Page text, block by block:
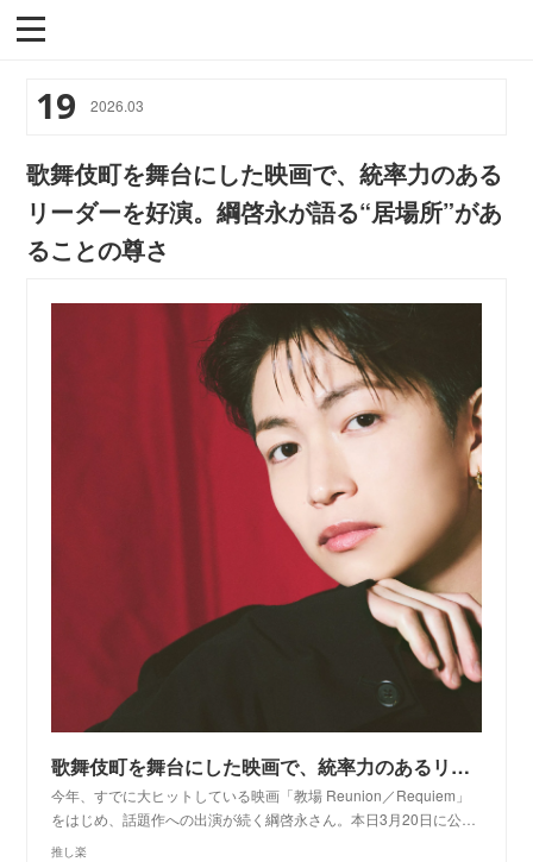
19 2026.03
歌舞伎町を舞台にした映画で、統率力のある
リーダーを好演。綱啓永が語る“居場所”があ
ることの尊さ
歌舞伎町を舞台にした映画で、統率力のあるリーダーを好演。綱啓永が語る“居場所”があることの尊さ - 推し楽
今年、すでに大ヒットしている映画「教場 Reunion／Requiem」
をはじめ、話題作への出演が続く綱啓永さん。本日3月20日に公…
推し楽